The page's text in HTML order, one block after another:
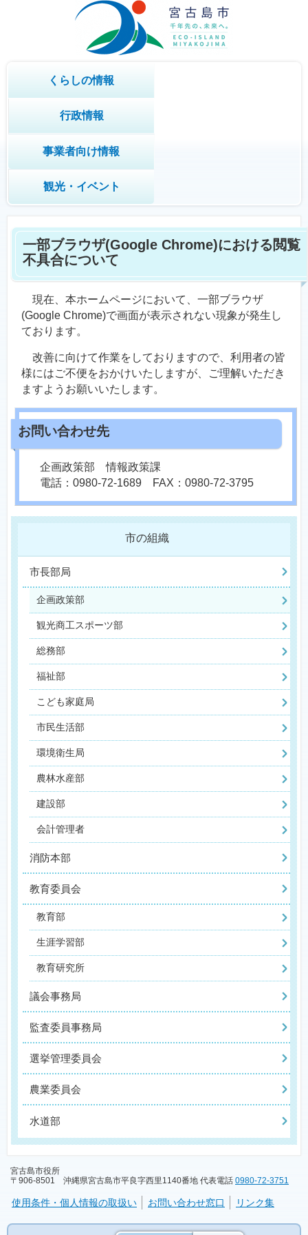
くらしの情報
行政情報
事業者向け情報
観光・イベント
一部ブラウザ(Google Chrome)における閲覧
不具合について
現在、本ホームページにおいて、一部ブラウザ
(Google Chrome)で画面が表示されない現象が発生し
ております。
改善に向けて作業をしておりますので、利用者の皆
様にはご不便をおかけいたしますが、ご理解いただき
ますようお願いいたします。
企画政策部 情報政策課
電話：0980-72-1689 FAX：0980-72-3795
市の組織
市長部局
企画政策部
観光商工スポーツ部
総務部
福祉部
こども家庭局
市民生活部
環境衛生局
農林水産部
建設部
会計管理者
消防本部
教育委員会
教育部
生涯学習部
教育研究所
議会事務局
監査委員事務局
選挙管理委員会
農業委員会
水道部
宮古島市役所
〒906-8501 沖縄県宮古島市平良字西里1140番地 代表電話 0980-72-3751
使用条件・個人情報の取扱い お問い合わせ窓口 リンク集